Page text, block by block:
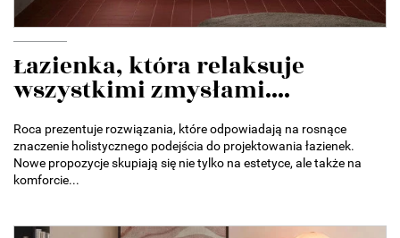
Łazienka, która relaksuje
wszystkimi zmysłami....
Roca prezentuje rozwiązania, które odpowiadają na rosnące
znaczenie holistycznego podejścia do projektowania łazienek.
Nowe propozycje skupiają się nie tylko na estetyce, ale także na
komforcie...